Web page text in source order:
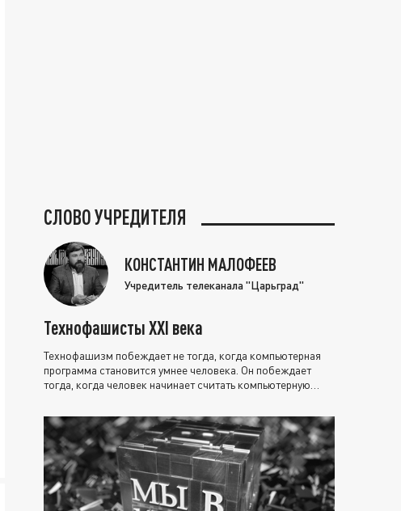
СЛОВО УЧРЕДИТЕЛЯ
КОНСТАНТИН МАЛОФЕЕВ
Учредитель телеканала "Царьград"
Технофашисты XXI века
Технофашизм побеждает не тогда, когда компьютерная
программа становится умнее человека. Он побеждает
тогда, когда человек начинает считать компьютерную